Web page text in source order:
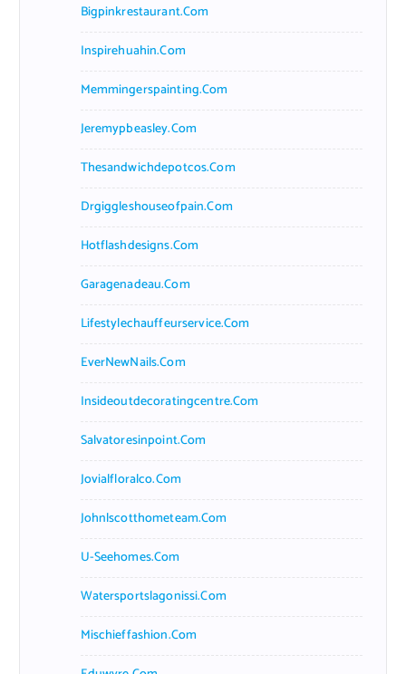
Bigpinkrestaurant.com
Inspirehuahin.com
Memmingerspainting.com
Jeremypbeasley.com
Thesandwichdepotcos.com
Drgiggleshouseofpain.com
Hotflashdesigns.com
Garagenadeau.com
Lifestylechauffeurservice.com
EverNewNails.com
Insideoutdecoratingcentre.com
Salvatoresinpoint.com
Jovialfloralco.com
Johnlscotthometeam.com
U-Seehomes.com
Watersportslagonissi.com
Mischieffashion.com